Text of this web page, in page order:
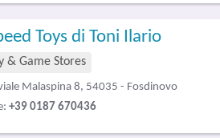
Toys di Toni Ilario
& Game Stores
Malaspina 8, 54035 - Fosdinovo
+39 0187 670436